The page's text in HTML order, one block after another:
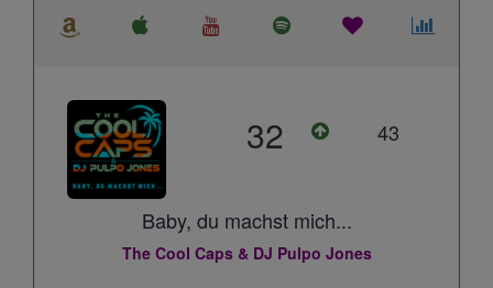
32 43
Baby, du machst mich...
The Cool Caps & DJ Pulpo Jones